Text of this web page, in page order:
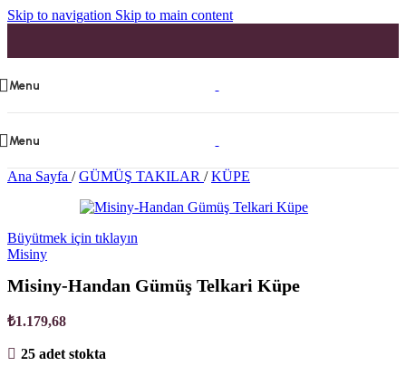
Skip to navigation Skip to main content
Menu
Menu
Ana Sayfa / GÜMÜŞ TAKILAR / KÜPE
Büyütmek için tıklayın
Misiny
Misiny-Handan Gümüş Telkari Küpe
₺1.179,68
25 adet stokta